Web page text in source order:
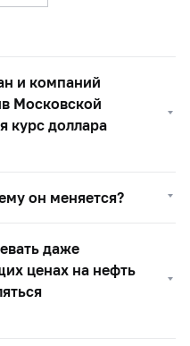
и компаний
Московской
курс доллара
он меняется?
даже
ценах на нефть